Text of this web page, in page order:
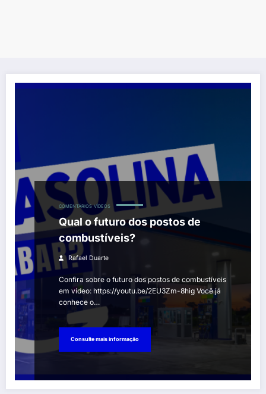
COMENTÁRIOS VÍDEOS
Qual o futuro dos postos de
combustíveis?
Rafael Duarte
Confira sobre o futuro dos postos de combustíveis
em vídeo: https://youtu.be/2EU3Zm-8hig Você já
conhece o…
Consulte mais informação